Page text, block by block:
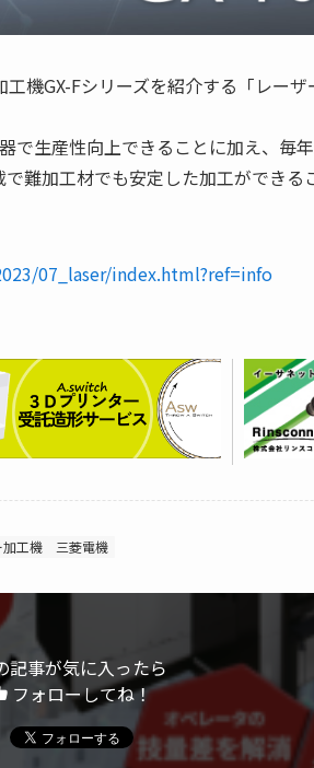
機GX-Fシリーズを紹介する「レー
で生産性向上できることに加え、毎
難加工材でも安定した加工ができる
07_laser/index.html?ref=info
工機 三菱電機
記事が気に入ったら
フォローしてね！